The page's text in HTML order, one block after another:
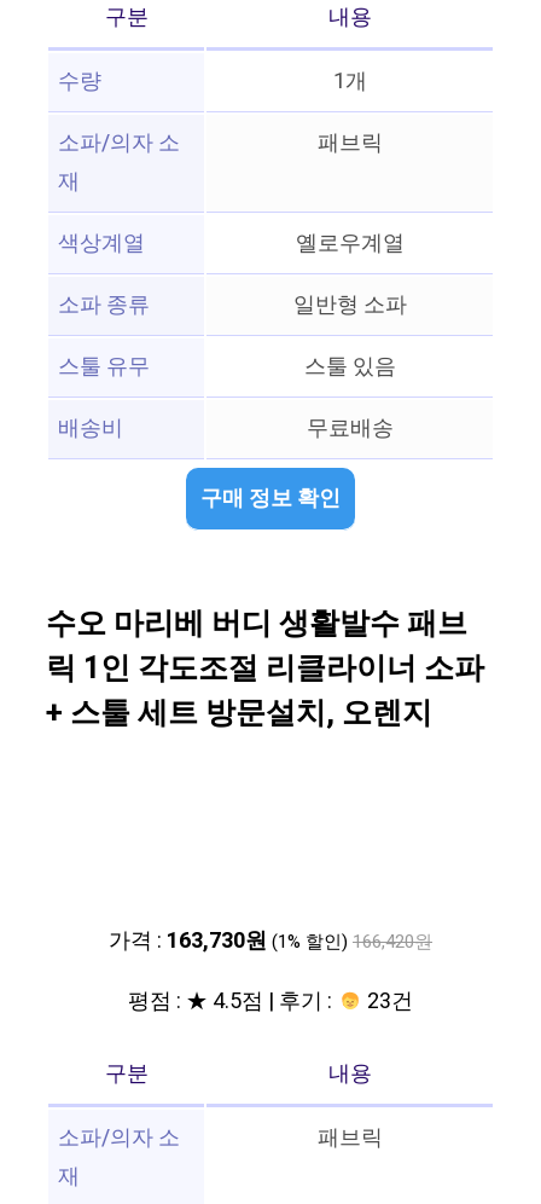
구분
내용
수량
1개
소파/의자 소
재
패브릭
색상계열
옐로우계열
소파 종류
일반형 소파
스툴 유무
스툴 있음
배송비
무료배송
구매 정보 확인
수오 마리베 버디 생활발수 패브
릭 1인 각도조절 리클라이너 소파
+ 스툴 세트 방문설치, 오렌지
가격 : 163,730원 (1% 할인) 166,420원
평점 : ★ 4.5점 | 후기 : 23건
구분
내용
소파/의자 소
재
패브릭